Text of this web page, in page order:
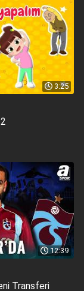
3:25
12:39
Transferi